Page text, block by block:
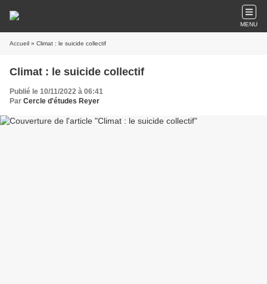
MENU
Accueil » Climat : le suicide collectif
Climat : le suicide collectif
Publié le 10/11/2022 à 06:41
Par Cercle d'études Reyer